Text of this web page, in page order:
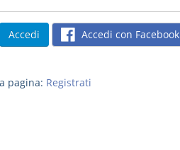
Accedi con Facebook
pagina: Registrati